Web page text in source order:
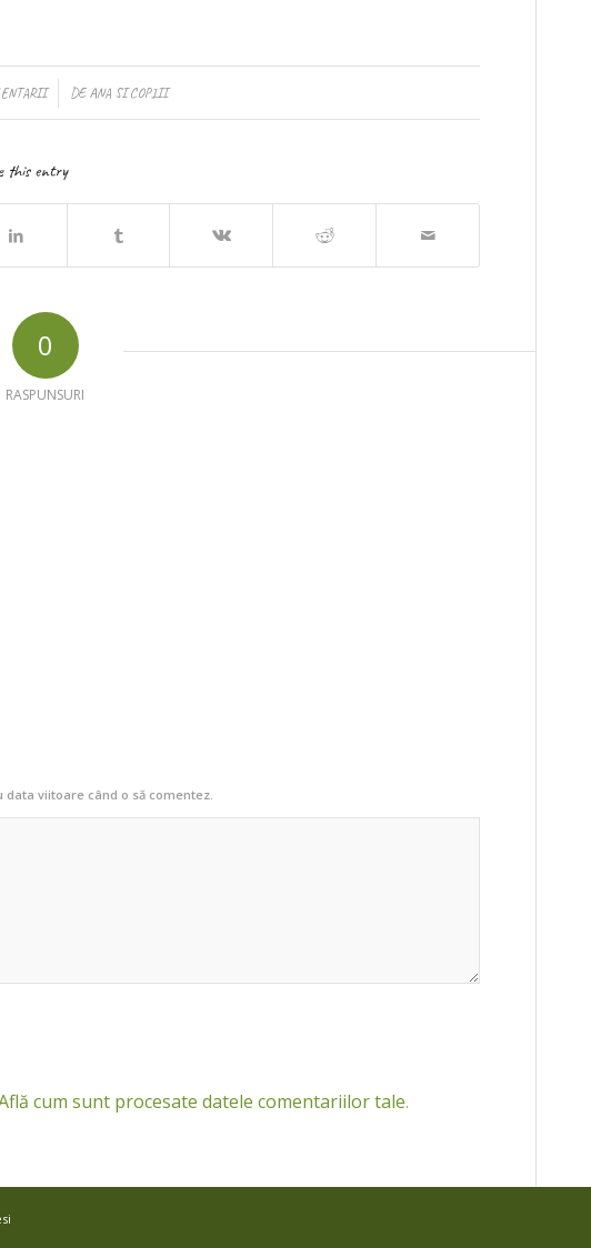
DEANA SI COPIII
this entry
0
RASPUNSURI
viitoare când o să comentez.
cum sunt procesate datele comentariilor tale.